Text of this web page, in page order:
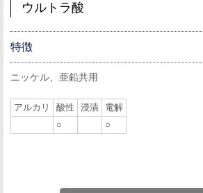
ウルトラ酸
特徴
ニッケル、亜鉛共用
アルカリ 酸性 浸漬
電解
○
○